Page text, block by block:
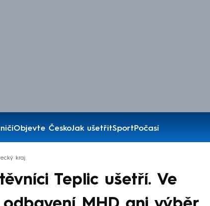
Objevte ČeskoJak ušetřitSportPočasí
kraj
Teplic ušetří. Ve